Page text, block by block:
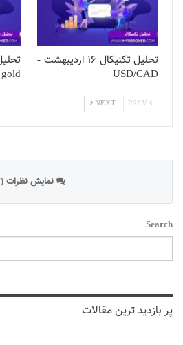
gold
تحلیل تکنیکال 16 اردیبهشت -
USD/CAD
NEXT
نمایش نظرات (2)
Search
پر بازدید ترین مقالات